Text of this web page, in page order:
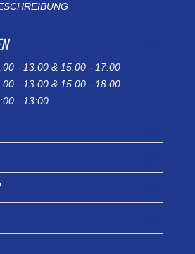
- 13:00 & 15:00 - 17:00
- 13:00 & 15:00 - 18:00
- 13:00